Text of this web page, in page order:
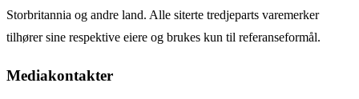
Storbritannia og andre land. Alle siterte tredjeparts varemerker
tilhører sine respektive eiere og brukes kun til referanseformål.
Mediakontakter